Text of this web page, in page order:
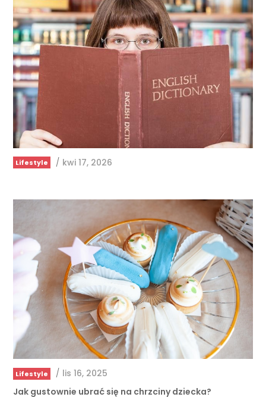
Lifestyle /
Lifestyle / lis 16, 2025
Jak gustownie ubrać się na chrzciny dziecka?